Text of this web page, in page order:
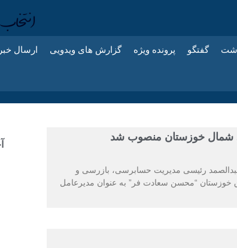
گفتگو پرونده ویژه گزارش های ویدویی ارسال خبر
شمال خوزستان منصوب شد
رئیسی مدیریت حسابرسی، بازرسی و
“محسن سعادت فر” به عنوان مدیرعامل